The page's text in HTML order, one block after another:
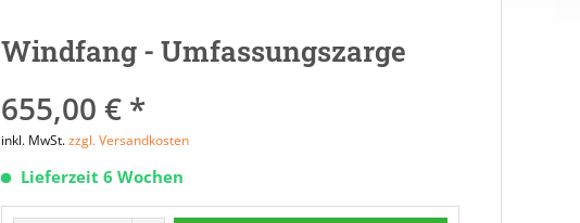
Windfang - Umfassungszarge
655,00 € *
inkl. MwSt.zzgl. Versandkosten
Lieferzeit 6 Wochen